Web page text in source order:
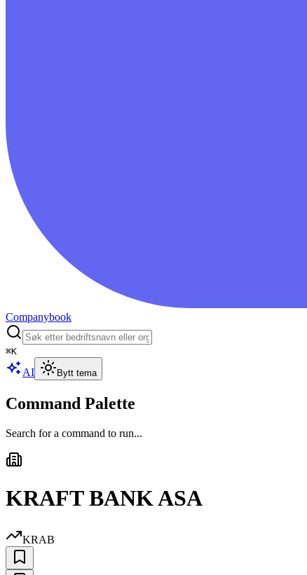
Companybook
⌘K
AI Bytt tema
Command Palette
Search for a command to run...
KRAFT BANK ASA
KRAB